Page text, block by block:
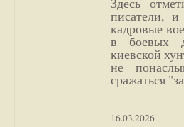
писатели,
кадровые
в боевых
киевской
не
сражаться
16.03.2026